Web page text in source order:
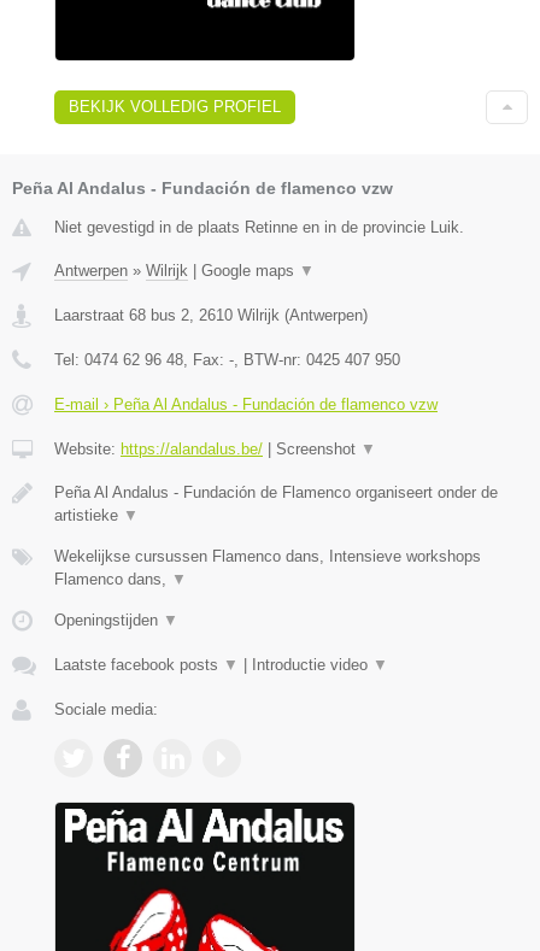
BEKIJK VOLLEDIG PROFIEL
Peña Al Andalus - Fundación de flamenco vzw
Niet gevestigd in de plaats Retinne en in de provincie Luik.
Antwerpen » Wilrijk | Google maps ▼
Laarstraat 68 bus 2 2610 Wilrijk (Antwerpen)
Tel: 0474 62 96 48 , Fax: - , BTW-nr: 0425 407 950
E-mail › Peña Al Andalus - Fundación de flamenco vzw
Website: https://alandalus.be/ | Screenshot ▼
Peña Al Andalus - Fundación de Flamenco organiseert onder de
artistieke ▼
Wekelijkse cursussen Flamenco dans, Intensieve workshops
Flamenco dans,
▼
Openingstijden ▼
Laatste facebook posts ▼ | Introductie video ▼
Sociale media: